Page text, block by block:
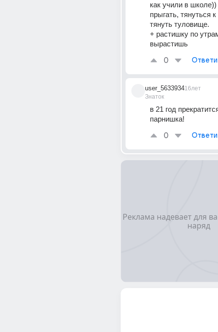
как учили в
прыгать, тянуться
тянуть туловище.
+ растишку по
вырастишь
0
user_5633934
Знаток
16лет
в 21 год
парнишка!
0